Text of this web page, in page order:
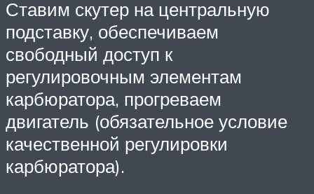
Ставим скутер на центральную
подставку, обеспечиваем
свободный доступ к
регулировочным элементам
карбюратора, прогреваем
двигатель (обязательное условие
качественной регулировки
карбюратора).